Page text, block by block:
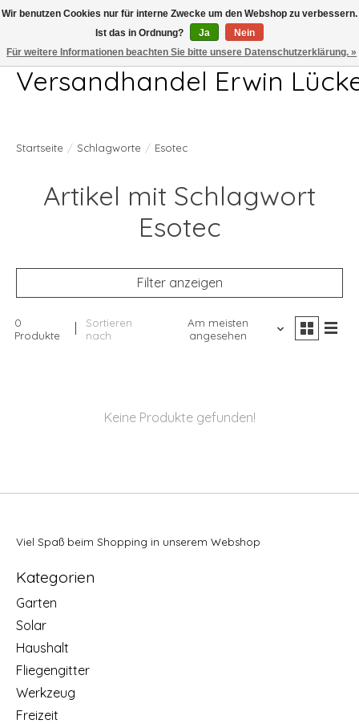
Telefon 04407 715872 MO-DO 7.00-17.00Uhr FR 7.00-13.00Uhr
Versandhandel Erwin
Startseite / Schlagworte / Esotec
Artikel mit Schlagwort
Esotec
Filter anzeigen
0
Produkte
Sortieren
nach
Am meisten
angesehen
Keine Produkte gefunden!
Viel Spaß beim Shopping in unserem Webshop
Kategorien
Garten
Solar
Haushalt
Fliegengitter
Werkzeug
Freizeit
Wir benutzen Cookies nur für interne Zwecke um den Webshop zu verbessern.
Ist das in Ordnung?
Ja
Nein
Für weitere Informationen beachten Sie bitte unsere Datenschutzerklärung. »